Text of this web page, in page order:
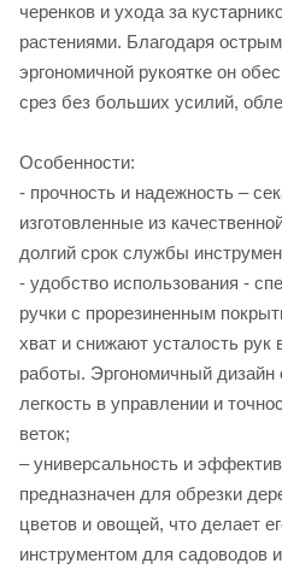
черенков и ухода за
растениями. Благодаря
эргономичной рукоятке он
срез без больших усилий,
Особенности:
- прочность и надежность –
изготовленные из
долгий срок службы
- удобство использования -
ручки с прорезиненным
хват и снижают усталость
работы. Эргономичный дизайн
легкость в управлении и
веток;
– универсальность и
предназначен для обрезки
цветов и овощей, что делает
инструментом для садоводов